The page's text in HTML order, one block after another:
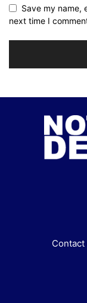
Save my name,
next time I
Contact